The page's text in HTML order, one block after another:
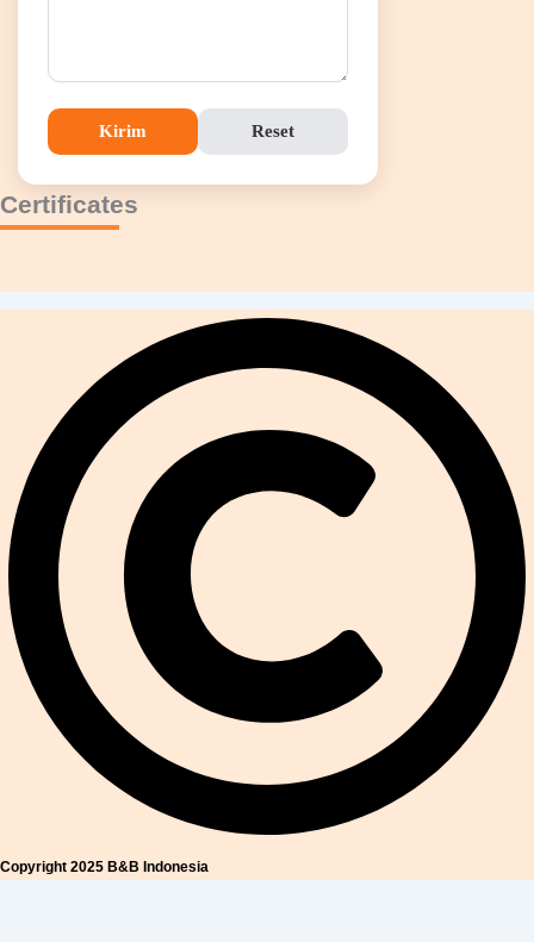
Kirim Reset
Certificates
Copyright 2025 B&B Indonesia